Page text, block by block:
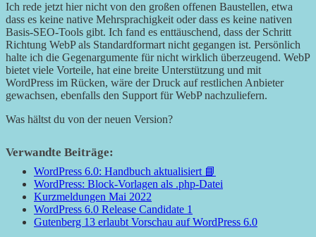
Ich rede jetzt hier nicht von den großen offenen Baustellen, etwa
dass es keine native Mehrsprachigkeit oder dass es keine nativen
Basis-SEO-Tools gibt. Ich fand es enttäuschend, dass der Schritt
Richtung WebP als Standardformart nicht gegangen ist. Persönlich
halte ich die Gegenargumente für nicht wirklich überzeugend. WebP
bietet viele Vorteile, hat eine breite Unterstützung und mit
WordPress im Rücken, wäre der Druck auf restlichen Anbieter
gewachsen, ebenfalls den Support für WebP nachzuliefern.
Was hältst du von der neuen Version?
Verwandte Beiträge:
WordPress 6.0: Handbuch aktualisiert 📘
WordPress: Block-Vorlagen als .php-Datei
Kurzmeldungen Mai 2022
WordPress 6.0 Release Candidate 1
Gutenberg 13 erlaubt Vorschau auf WordPress 6.0